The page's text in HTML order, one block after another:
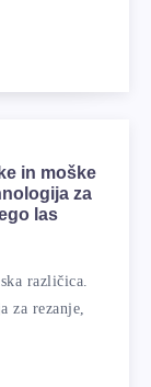
in moške
za
las
različica.
za rezanje,